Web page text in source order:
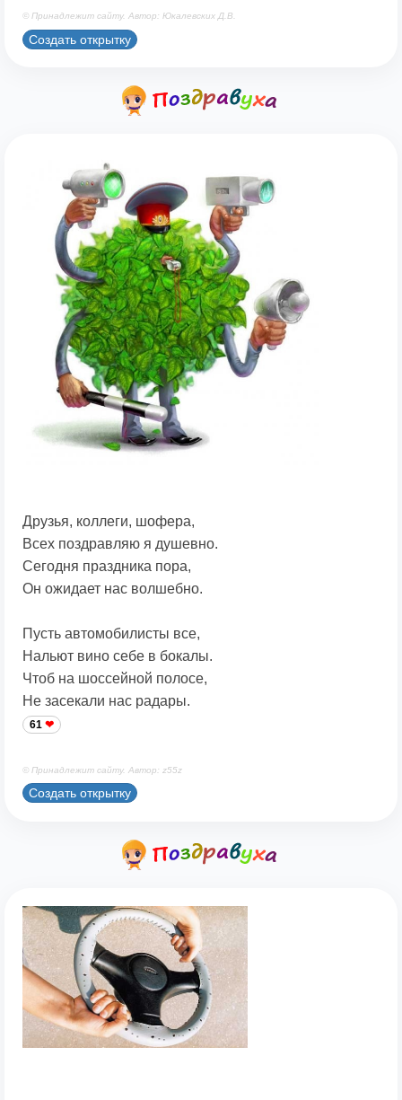
© Принадлежит сайту. Автор: Юкалевских Д.В.
Создать открытку
Друзья, коллеги, шофера,
Всех поздравляю я душевно.
Сегодня праздника пора,
Он ожидает нас волшебно.
Пусть автомобилисты все,
Нальют вино себе в бокалы.
Чтоб на шоссейной полосе,
Не засекали нас радары.
61
© Принадлежит сайту. Автор: z55z
Создать открытку